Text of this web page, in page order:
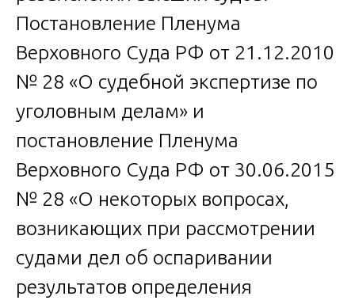
Постановление Пленума
Верховного Суда РФ от 21.12.2010
№ 28 «О судебной экспертизе по
уголовным делам» и
постановление Пленума
Верховного Суда РФ от 30.06.2015
№ 28 «О некоторых вопросах,
возникающих при рассмотрении
судами дел об оспаривании
результатов определения